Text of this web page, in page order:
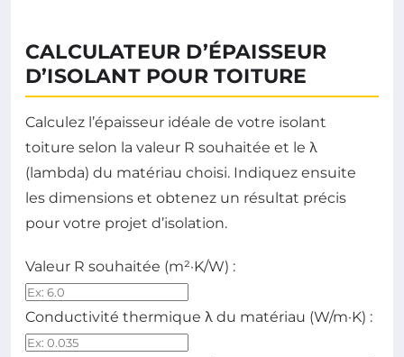
CALCULATEUR D’ÉPAISSEUR
D’ISOLANT POUR TOITURE
Calculez l’épaisseur idéale de votre isolant
toiture selon la valeur R souhaitée et le λ
(lambda) du matériau choisi. Indiquez ensuite
les dimensions et obtenez un résultat précis
pour votre projet d’isolation.
Valeur R souhaitée (m²·K/W) :
Conductivité thermique λ du matériau (W/m·K) :